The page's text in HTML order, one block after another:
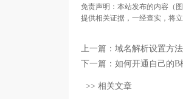
免责声明：本站发布的内容（
提供相关证据，一经查实，将
上一篇： 域名解析设置方
下一篇： 如何开通自己的B
>> 相关文章